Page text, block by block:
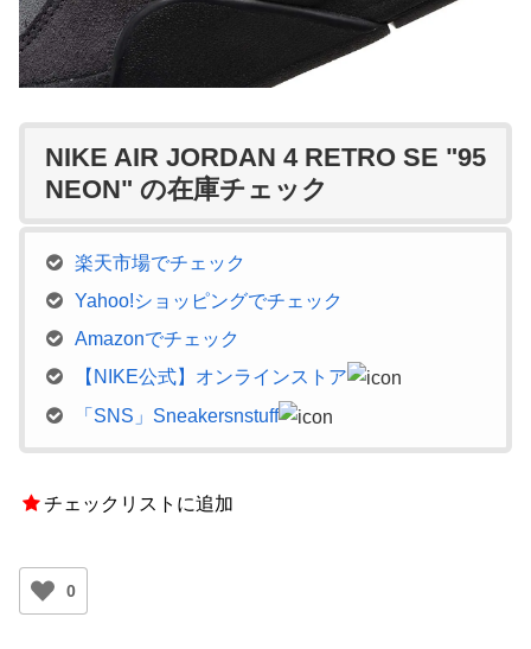
NIKE AIR JORDAN 4 RETRO SE "95
NEON" の在庫チェック
楽天市場でチェック
Yahoo!ショッピングでチェック
Amazonでチェック
【NIKE公式】オンラインストア
「SNS」Sneakersnstuff
チェックリストに追加
0